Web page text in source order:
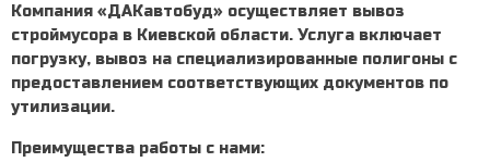
Компания «ДАКавтобуд» осуществляет вывоз
строймусора в Киевской области. Услуга включает
погрузку, вывоз на специализированные полигоны с
предоставлением соответствующих документов по
утилизации.
Преимущества работы с нами: